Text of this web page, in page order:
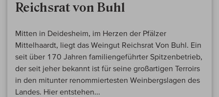
Reichsrat von Buhl
Mitten in Deidesheim, im Herzen der Pfälzer
Mittelhaardt, liegt das Weingut Reichsrat Von Buhl. Ein
seit über 170 Jahren familiengeführter Spitzenbetrieb,
der seit jeher bekannt ist für seine großartigen Terroirs
in den mitunter renommiertesten Weinbergslagen des
Landes. Hier entstehen...